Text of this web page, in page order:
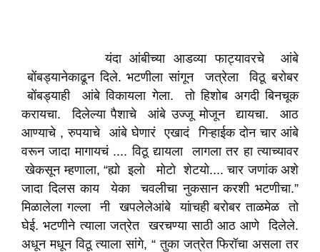
यंदा आंबीच्या आडव्या फाट्यावरचे आंबे
बोंबड्यानेकाढून दिले. भटणीला सांगून जत्रेला विठू बरोबर
बोंबड्याही आंबे विकायला गेला. तो हिशोब अगदी बिनचूक
करायचा. दिलेल्या पैशाचे आंबे उज्जू मोजून द्यायचा. आठ
आण्याचे , रुपयाचे आंबे घेणारं एखादं गिऱ्हाईक दोन चार आंबे
वरून जादा मागायचं .... विठू द्यायला लागला तर हा त्याच्यावर
खेकसून म्हणाला, “ह्यो इलो मोटो शेटयो.... चार जणांक अशे
जादा दिलस काय येका चवलीचा नुकसान करशी भटणीचा.”
मिळालेला गल्ला नी खपलेलेआंबे यांचॎही बरोबर ताळमेळ तो
घेई. भटणीने त्याला जत्रेत खरचण्या साठी आठ आणे दिलेले.
अधून मधून विठू त्याला सांगे, “ तुका जत्रेत फिरॉचा असला तर